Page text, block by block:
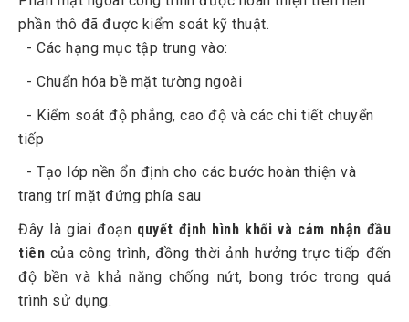
phần thô đã được kiểm soát kỹ thuật.
- Các hạng mục tập trung vào:
- Chuẩn hóa bề mặt tường ngoài
- Kiểm soát độ phẳng, cao độ và các chi tiết chuyển
tiếp
- Tạo lớp nền ổn định cho các bước hoàn thiện và
trang trí mặt đứng phía sau
Đây là giai đoạn quyết định hình khối và cảm nhận đầu
tiên của công trình, đồng thời ảnh hưởng trực tiếp đến
độ bền và khả năng chống nứt, bong tróc trong quá
trình sử dụng.